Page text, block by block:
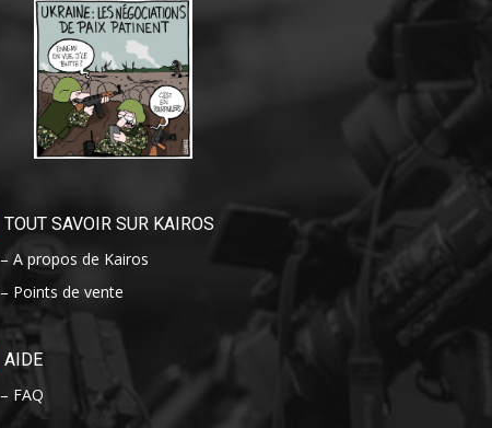
TOUT SAVOIR SUR KAIROS
– A propos de Kairos
– Points de vente
AIDE
– FAQ